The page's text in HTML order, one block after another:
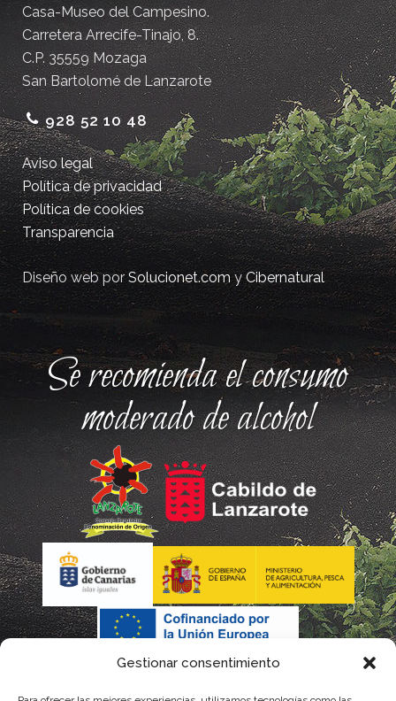
Gestionar consentimiento
Casa-Museo del Campesino.
Carretera Arrecife-Tinajo, 8.
C.P. 35559 Mozaga
San Bartolomé de Lanzarote
928 52 10 48
Aviso legal
Política de privacidad
Política de cookies
Transparencia
Diseño web porSolucionet.comyCibernatural
Se recomienda el consumo
moderado de alcohol